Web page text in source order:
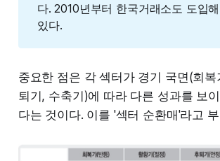
다. 2010년부터 한국거래소도 도입
있다.
중요한 점은 각 섹터가 경기 국면(회
퇴기, 수축기)에 따라 다른 성과를 보
다는 것이다. 이를 '섹터 순환매'라고